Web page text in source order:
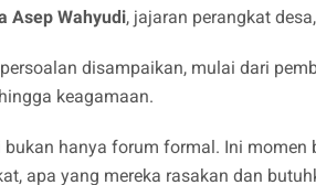
Asep Wahyudi, jajaran perangkat
disampaikan, mulai dari
keagamaan.
bukan hanya forum formal. Ini
apa yang mereka rasakan dan